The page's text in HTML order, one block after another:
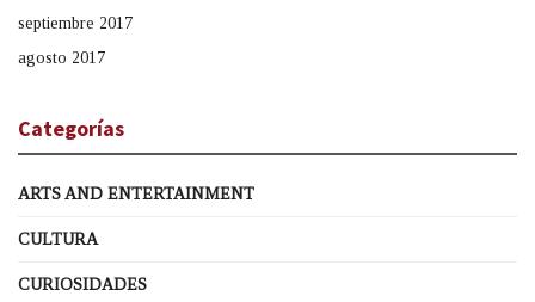
septiembre 2017
agosto 2017
Categorías
ARTS AND ENTERTAINMENT
CULTURA
CURIOSIDADES